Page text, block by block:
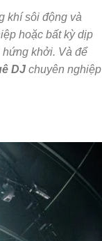
khí sôi động và
hoặc bất kỳ dịp
hứng khởi. Và để
DJ chuyên nghiệp